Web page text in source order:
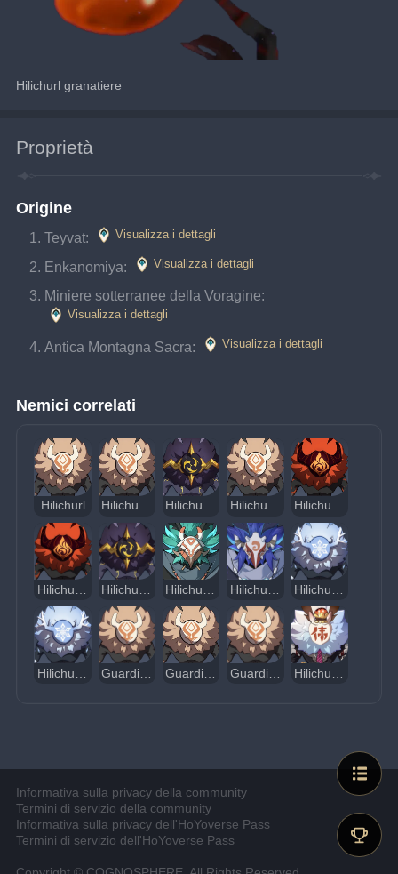
Hilichurl granatiere
Proprietà
Origine
Teyvat: Visualizza i dettagli
Enkanomiya: Visualizza i dettagli
Miniere sotterranee della Voragine:
Visualizza i dettagli
Antica Montagna Sacra: Visualizza i dettagli
Nemici correlati
Hilichurl Hilichurl balestriere Hilichurl granatiere di Electro Hilichurl combattente Hilichurl berserker
Guardia Hilichurl con scudo di roccia
Informativa sulla privacy della community
Termini di servizio della community
Informativa sulla privacy dell'HoYoverse Pass
Termini di servizio dell'HoYoverse Pass